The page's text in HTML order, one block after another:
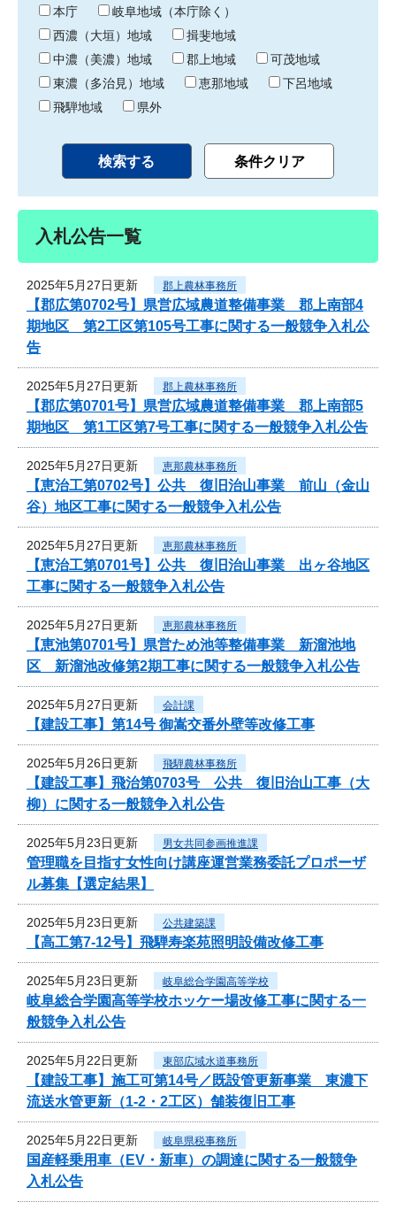
わ
り
本庁
岐阜地域（本庁除く）
西濃（大垣）地域
揖斐地域
中濃（美濃）地域
郡上地域
可茂地域
東濃（多治見）地域
恵那地域
下呂地域
飛騨地域
県外
入札公告一覧
2025年5月27日更新 郡上農林事務所
【郡広第0702号】県営広域農道整備事業 郡上南部4
期地区 第2工区第105号工事に関する一般競争入札公
告
2025年5月27日更新 郡上農林事務所
【郡広第0701号】県営広域農道整備事業 郡上南部5
期地区 第1工区第7号工事に関する一般競争入札公告
2025年5月27日更新 恵那農林事務所
【恵治工第0702号】公共 復旧治山事業 前山（金山
谷）地区工事に関する一般競争入札公告
2025年5月27日更新 恵那農林事務所
【恵治工第0701号】公共 復旧治山事業 出ヶ谷地区
工事に関する一般競争入札公告
2025年5月27日更新 恵那農林事務所
【恵池第0701号】県営ため池等整備事業 新溜池地
区 新溜池改修第2期工事に関する一般競争入札公告
2025年5月27日更新 会計課
【建設工事】第14号 御嵩交番外壁等改修工事
2025年5月26日更新 飛騨農林事務所
【建設工事】飛治第0703号 公共 復旧治山工事（大
柳）に関する一般競争入札公告
2025年5月23日更新 男女共同参画推進課
管理職を目指す女性向け講座運営業務委託プロポーザ
ル募集【選定結果】
2025年5月23日更新 公共建築課
【高工第7-12号】飛騨寿楽苑照明設備改修工事
2025年5月23日更新 岐阜総合学園高等学校
岐阜総合学園高等学校ホッケー場改修工事に関する一
般競争入札公告
2025年5月22日更新 東部広域水道事務所
【建設工事】施工可第14号／既設管更新事業 東濃下
流送水管更新（1-2・2工区）舗装復旧工事
2025年5月22日更新 岐阜県税事務所
国産軽乗用車（EV・新車）の調達に関する一般競争
入札公告